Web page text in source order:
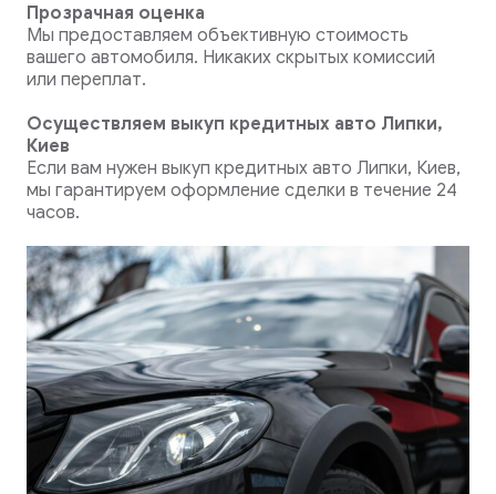
Прозрачная оценка
Мы предоставляем объективную стоимость
вашего автомобиля. Никаких скрытых комиссий
или переплат.
Осуществляем выкуп кредитных авто Липки,
Киев
Если вам нужен выкуп кредитных авто Липки, Киев,
мы гарантируем оформление сделки в течение 24
часов.